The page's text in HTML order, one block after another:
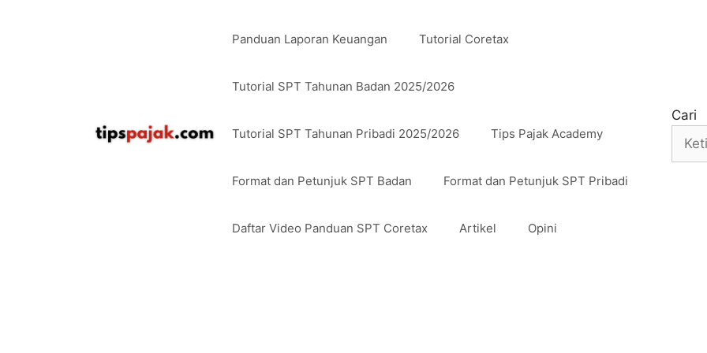
Panduan Laporan Keuangan Tutorial Coretax
Tutorial SPT Tahunan Badan 2025/2026
Tutorial SPT Tahunan Pribadi 2025/2026 Tips Pajak Academy
Format dan Petunjuk SPT Badan Format dan Petunjuk SPT Pribadi
Daftar Video Panduan SPT Coretax Artikel Opini
Cari